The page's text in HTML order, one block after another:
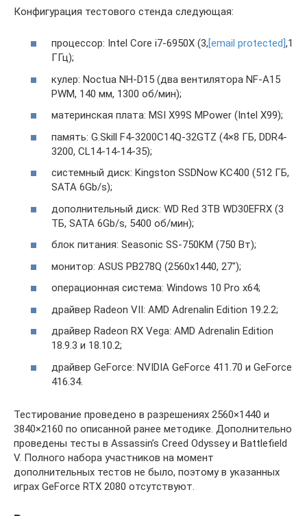
Конфигурация тестового стенда следующая:
процессор: Intel Core i7-6950X (3,[email protected],1
ГГц);
кулер: Noctua NH-D15 (два вентилятора NF-A15
PWM, 140 мм, 1300 об/мин);
материнская плата: MSI X99S MPower (Intel X99);
память: G.Skill F4-3200C14Q-32GTZ (4×8 ГБ, DDR4-
3200, CL14-14-14-35);
системный диск: Kingston SSDNow KC400 (512 ГБ,
SATA 6Gb/s);
дополнительный диск: WD Red 3TB WD30EFRX (3
ТБ, SATA 6Gb/s, 5400 об/мин);
блок питания: Seasonic SS-750KM (750 Вт);
монитор: ASUS PB278Q (2560х1440, 27″);
операционная система: Windows 10 Pro x64;
драйвер Radeon VII: AMD Adrenalin Edition 19.2.2;
драйвер Radeon RX Vega: AMD Adrenalin Edition
18.9.3 и 18.10.2;
драйвер GeForce: NVIDIA GeForce 411.70 и GeForce
416.34.
Тестирование проведено в разрешениях 2560×1440 и
3840×2160 по описанной ранее методике. Дополнительно
проведены тесты в Assassin’s Creed Odyssey и Battlefield
V. Полного набора участников на момент
дополнительных тестов не было, поэтому в указанных
играх GeForce RTX 2080 отсутствуют.